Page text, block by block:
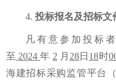
4. 投标报名及招标文
凡有意参加投标
至 2024 年 2 月 28日 18时
海建招标采购监管平台
（